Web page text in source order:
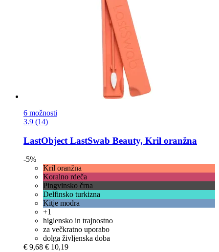
6 možnosti
3.9 (14)
LastObject LastSwab Beauty, Kril oranžna
-5%
Kril oranžna
Koralno rdeča
Pingvinsko črna
Delfinsko turkizna
Kitje modra
+1
higiensko in trajnostno
za večkratno uporabo
dolga življenska doba
€ 9,68 € 10,19